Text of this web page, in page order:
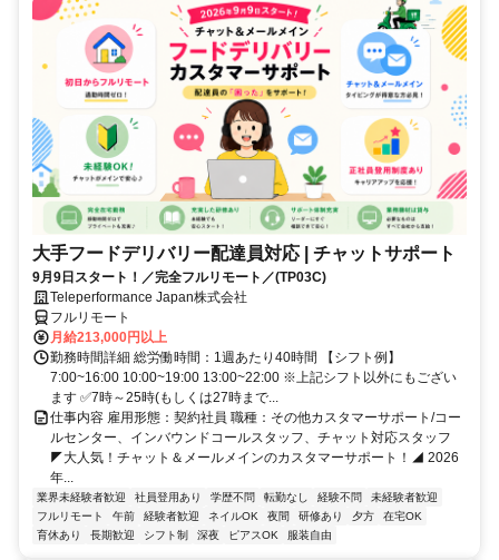
大手フードデリバリー配達員対応 | チャットサポート
9月9日スタート！／完全フルリモート／(TP03C)
Teleperformance Japan株式会社
フルリモート
月給213,000円以上
勤務時間詳細 総労働時間：1週あたり40時間 【シフト例】
7:00~16:00 10:00~19:00 13:00~22:00 ※上記シフト以外にもござい
ます ✅7時～25時(もしくは27時まで...
仕事内容 雇用形態：契約社員 職種：その他カスタマーサポート/コー
ルセンター、インバウンドコールスタッフ、チャット対応スタッフ
◤大人気！チャット＆メールメインのカスタマーサポート！◢ 2026
年...
業界未経験者歓迎 社員登用あり 学歴不問 転勤なし 経験不問
未経験者歓迎
フルリモート
午前 経験者歓迎 ネイルOK 夜間 研修あり 夕方
在宅OK
育休あり
長期歓迎 シフト制 深夜 ピアスOK 服装自由